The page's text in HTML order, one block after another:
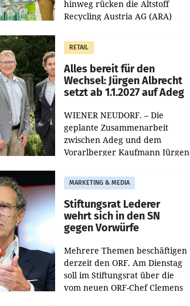
hinweg rücken die Altstoff
Recycling Austria AG (ARA)
Müller die Initiative „Kreislauf-
Helden“ in allen
österreichischen Müller-Filialen
RETAIL
Alles bereit für den
Wechsel: Jürgen Albrecht
setzt ab 1.1.2027 auf Adeg
WIENER NEUDORF. – Die
geplante Zusammenarbeit
zwischen Adeg und dem
Vorarlberger Kaufmann Jürgen
freigegeben: Die
Bundeswettbewerbsbehörde
und der Bundeskartellanwalt
MARKETING & MEDIA
Stiftungsrat Lederer
wehrt sich in den SN
gegen Vorwürfe
Mehrere Themen beschäftigen
derzeit den ORF. Am Dienstag
soll im Stiftungsrat über die
vom neuen ORF-Chef Clemens